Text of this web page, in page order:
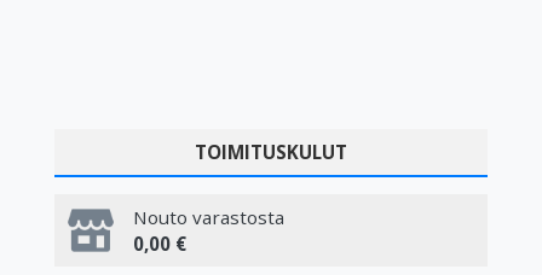
TOIMITUSKULUT
Nouto varastosta
0,00 €